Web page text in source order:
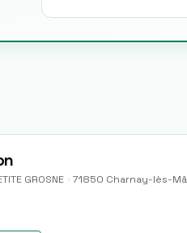
GROSNE · 71850 Charnay-lès-